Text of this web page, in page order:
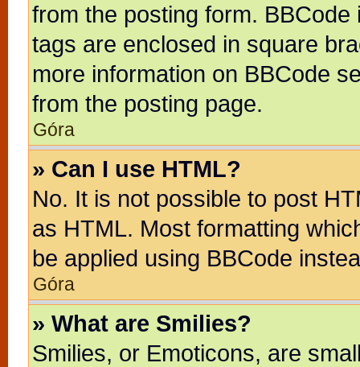
from the posting form.
tags are enclosed in square
more information on BBCode
from the posting page.
Góra
» Can I use HTML?
No. It is not possible to post
as HTML. Most formatting
be applied using BBCode
Góra
» What are Smilies?
Smilies, or Emoticons, are